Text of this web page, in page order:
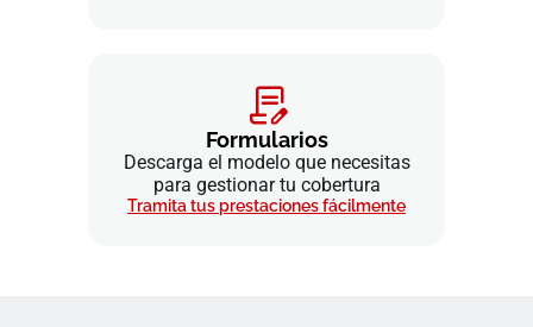
Formularios
Descarga el modelo que necesitas
para gestionar tu cobertura
Tramita tus prestaciones fácilmente